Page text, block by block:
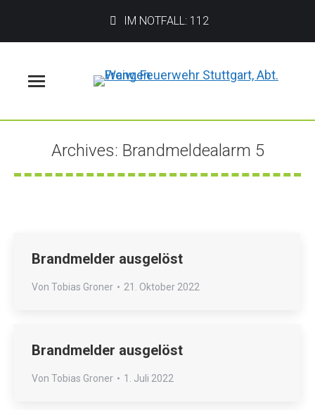
IM NOTFALL: 112
Archives: Brandmeldealarm 5
Sie befinden sich hier:
Brandmelder ausgelöst
Von Tobias Groner 21. Oktober 2022
Brandmelder ausgelöst
Von Tobias Groner 1. Juli 2022